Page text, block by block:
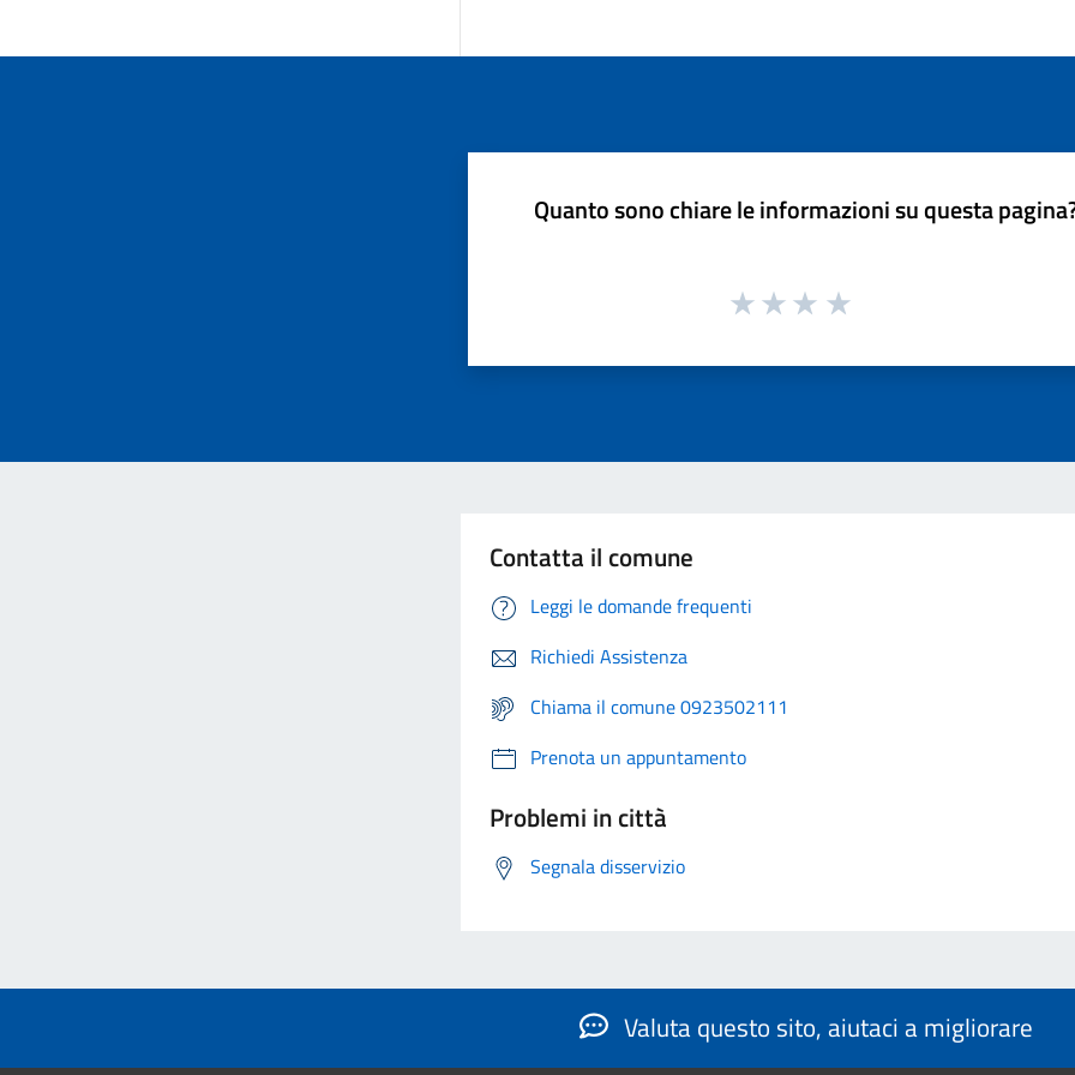
Quanto sono chiare le informazioni su questa
Contatta il comune
Leggi le domande frequenti
Richiedi Assistenza
Chiama il comune 0923502111
Prenota un appuntamento
Problemi in città
Segnala disservizio
Valuta questo sito, aiutaci a migliorare